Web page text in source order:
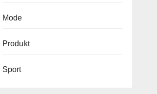
Mode
Produkt
Sport